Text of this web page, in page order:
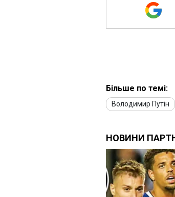
Більше по темі:
Володимир Путін